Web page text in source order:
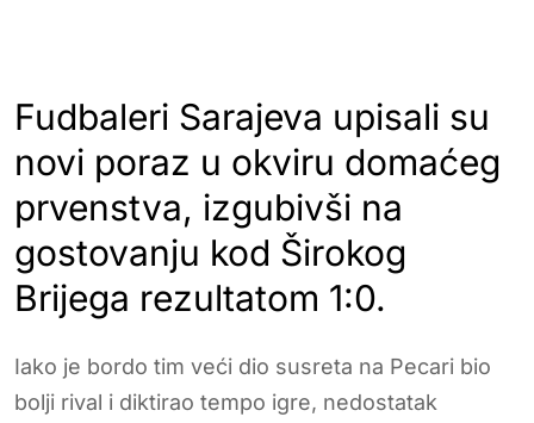
Fudbaleri Sarajeva upisali su
novi poraz u okviru domaćeg
prvenstva, izgubivši na
gostovanju kod Širokog
Brijega rezultatom 1:0.
Iako je bordo tim veći dio susreta na Pecari bio
bolji rival i diktirao tempo igre, nedostatak